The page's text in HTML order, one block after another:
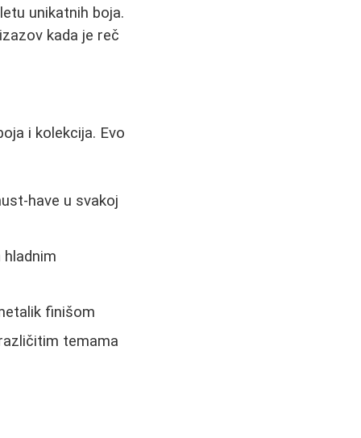
unikatnih boja.
kada je reč
i kolekcija. Evo
have u svakoj
finišom
temama